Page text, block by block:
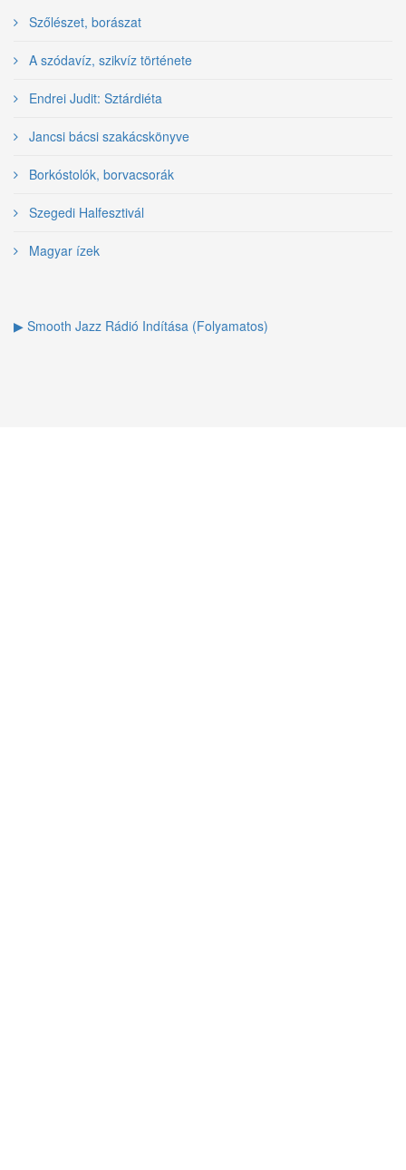
Szőlészet, borászat
A szódavíz, szikvíz története
Endrei Judit: Sztárdiéta
Jancsi bácsi szakácskönyve
Borkóstolók, borvacsorák
Szegedi Halfesztivál
Magyar ízek
▶ Smooth Jazz Rádió Indítása (Folyamatos)